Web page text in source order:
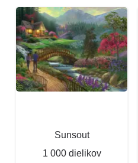
Sunsout
1 000 dielikov